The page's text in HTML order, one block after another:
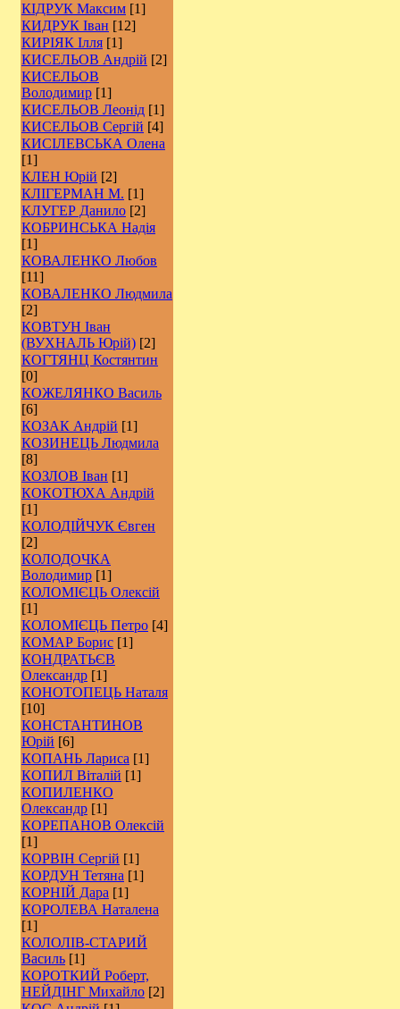
КІДРУК Максим [1]
КИДРУК Іван [12]
КИРІЯК Ілля [1]
КИСЕЛЬОВ Андрій [2]
КИСЕЛЬОВ
Володимир [1]
КИСЕЛЬОВ Леонід [1]
КИСЕЛЬОВ Сергій [4]
КИСІЛЕВСЬКА Олена
[1]
КЛЕН Юрій [2]
КЛІГЕРМАН М. [1]
КЛУГЕР Данило [2]
КОБРИНСЬКА Надія
[1]
КОВАЛЕНКО Любов
[11]
КОВАЛЕНКО Людмила
[2]
КОВТУН Іван
(ВУХНАЛЬ Юрій) [2]
КОГТЯНЦ Костянтин
[0]
КОЖЕЛЯНКО Василь
[6]
КОЗАК Андрій [1]
КОЗИНЕЦЬ Людмила
[8]
КОЗЛОВ Іван [1]
КОКОТЮХА Андрій
[1]
КОЛОДІЙЧУК Євген
[2]
КОЛОДОЧКА
Володимир [1]
КОЛОМІЄЦЬ Олексій
[1]
КОЛОМІЄЦЬ Петро [4]
КОМАР Борис [1]
КОНДРАТЬЄВ
Олександр [1]
КОНОТОПЕЦЬ Наталя
[10]
КОНСТАНТИНОВ
Юрій [6]
КОПАНЬ Лариса [1]
КОПИЛ Віталій [1]
КОПИЛЕНКО
Олександр [1]
КОРЕПАНОВ Олексій
[1]
КОРВІН Сергій [1]
КОРДУН Тетяна [1]
КОРНІЙ Дара [1]
КОРОЛЕВА Наталена
[1]
КОЛОЛІВ-СТАРИЙ
Василь [1]
КОРОТКИЙ Роберт,
НЕЙДІНГ Михайло [2]